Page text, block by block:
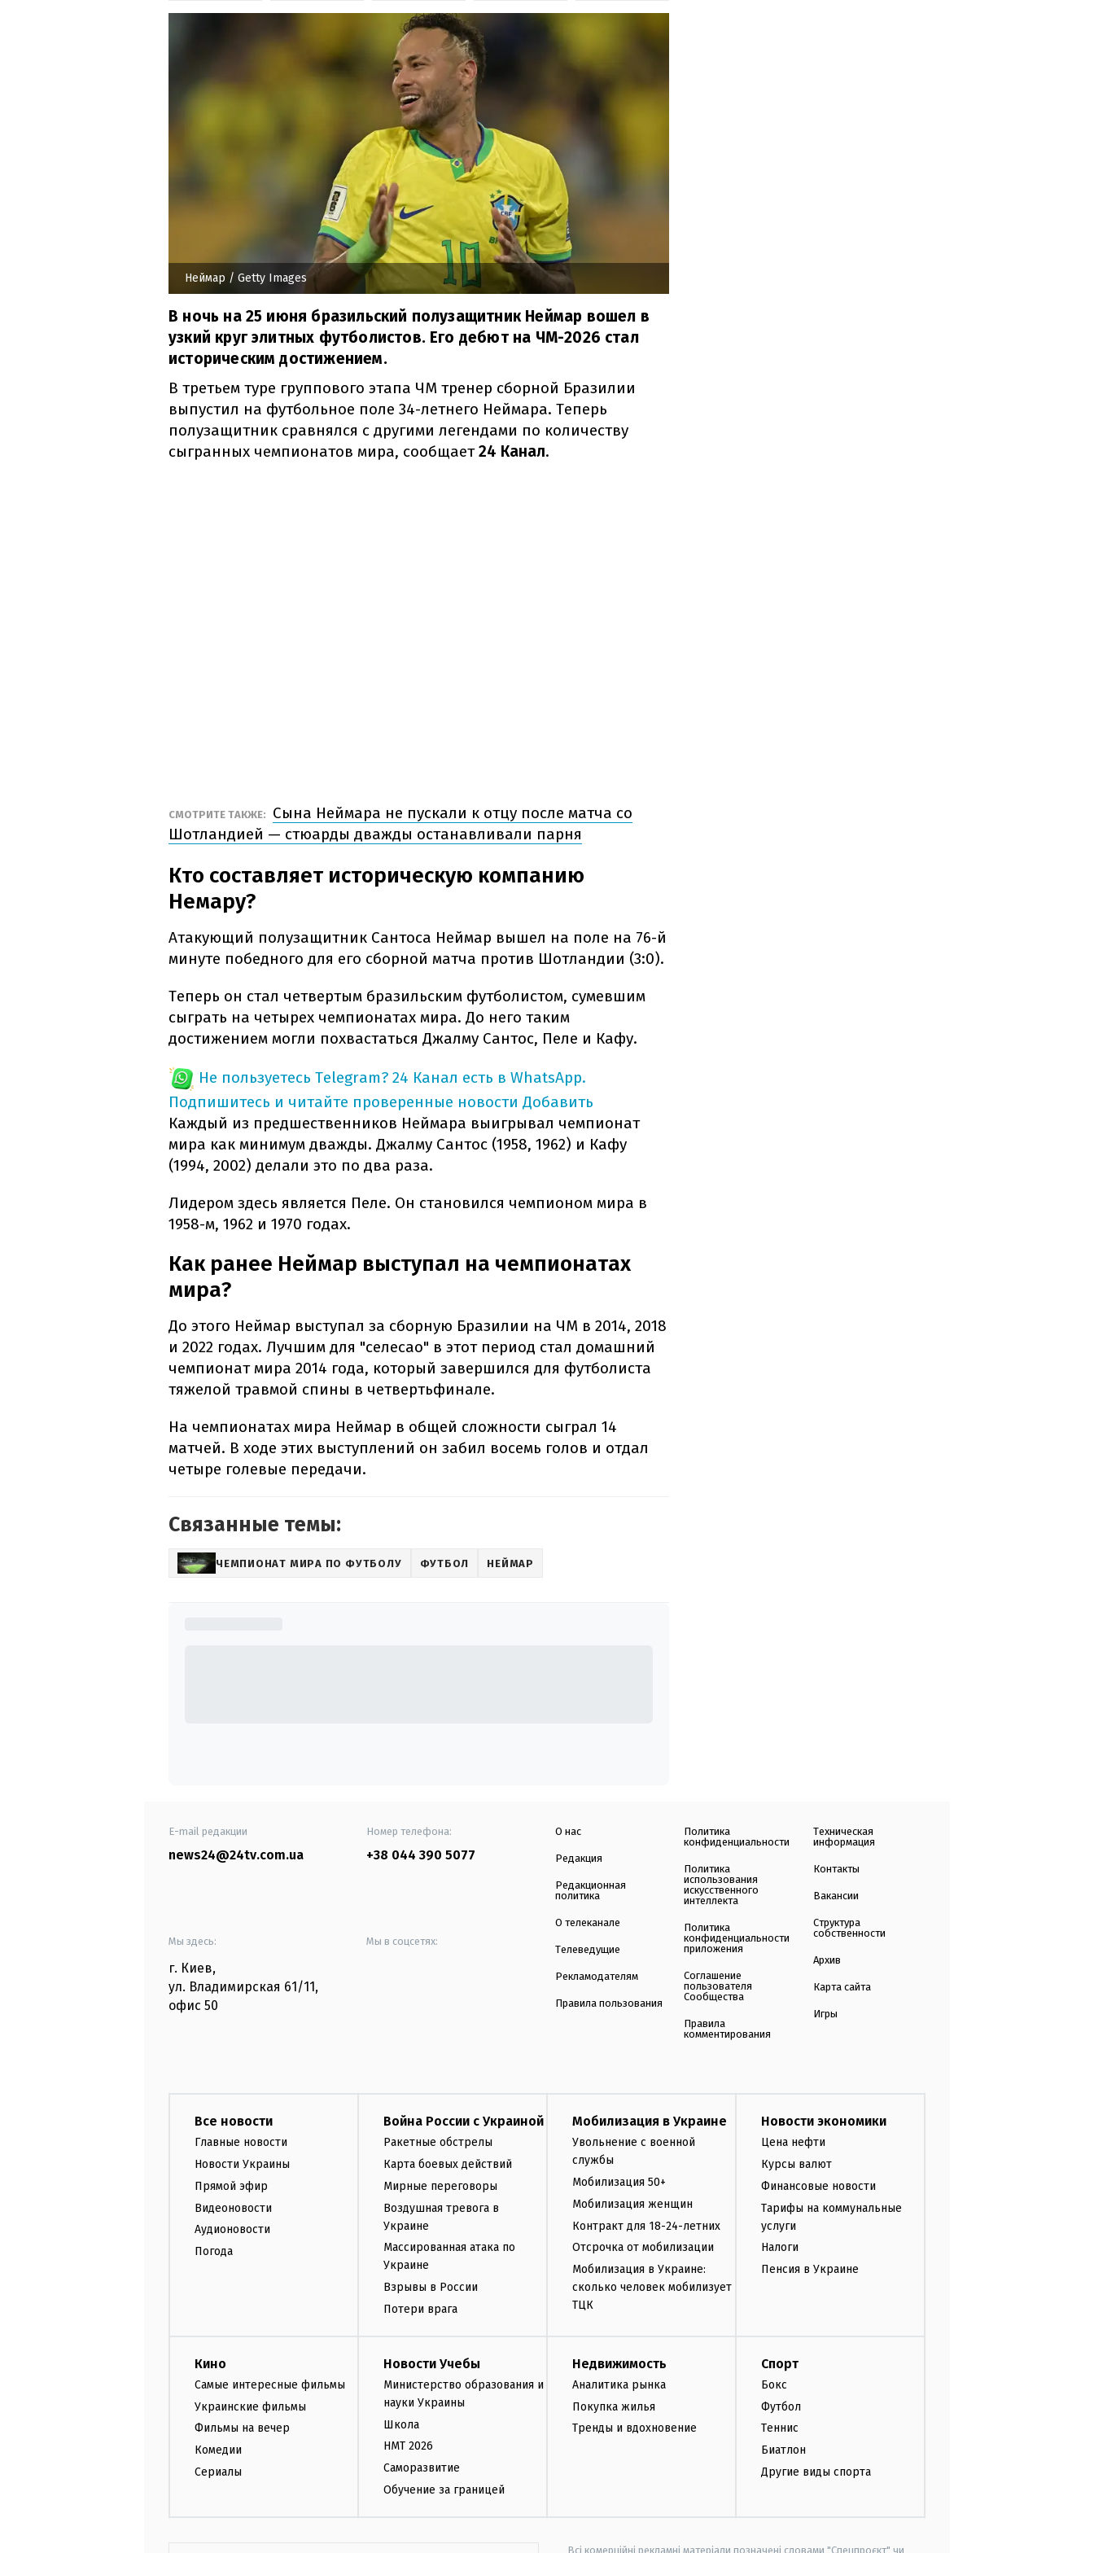
Неймар / Getty Images
В ночь на 25 июня бразильский полузащитник Неймар вошел в
узкий круг элитных футболистов. Его дебют на ЧМ-2026 стал
историческим достижением.
В третьем туре группового этапа ЧМ тренер сборной Бразилии
выпустил на футбольное поле 34-летнего Неймара. Теперь
полузащитник сравнялся с другими легендами по количеству
сыгранных чемпионатов мира, сообщает24 Канал.
СМОТРИТЕ ТАКЖЕ:
Сына Неймара не пускали к отцу после матча со
Шотландией — стюарды дважды останавливали парня
Кто составляет историческую компанию
Немару?
Атакующий полузащитник Сантоса Неймар вышел на поле на 76-й
минуте победного для его сборной матча против Шотландии (3:0).
Теперь он стал четвертым бразильским футболистом, сумевшим
сыграть на четырех чемпионатах мира. До него таким
достижением могли похвастаться Джалму Сантос, Пеле и Кафу.
Не пользуетесь Telegram? 24 Канал есть в WhatsApp.
Подпишитесь и читайте проверенные новости Добавить
Каждый из предшественников Неймара выигрывал чемпионат
мира как минимум дважды. Джалму Сантос (1958, 1962) и Кафу
(1994, 2002) делали это по два раза.
Лидером здесь является Пеле. Он становился чемпионом мира в
1958-м, 1962 и 1970 годах.
Как ранее Неймар выступал на чемпионатах
мира?
До этого Неймар выступал за сборную Бразилии на ЧМ в 2014, 2018
и 2022 годах. Лучшим для "селесао" в этот период стал домашний
чемпионат мира 2014 года, который завершился для футболиста
тяжелой травмой спины в четвертьфинале.
На чемпионатах мира Неймар в общей сложности сыграл 14
матчей. В ходе этих выступлений он забил восемь голов и отдал
четыре голевые передачи.
Связанные темы:
ЧЕМПИОНАТ МИРА ПО ФУТБОЛУ ФУТБОЛ НЕЙМАР
E-mail редакции
news24@24tv.com.ua
Номер телефона:
+38 044 390 5077
Мы здесь:
г. Киев,
ул. Владимирская 61/11,
офис 50
Мы в соцсетях:
О нас
Редакция
Редакционная
политика
О телеканале
Телеведущие
Рекламодателям
Правила пользования
Политика
конфиденциальности
Политика
использования
искусственного
интеллекта
Политика
конфиденциальности
приложения
Соглашение
пользователя
Сообщества
Правила
комментирования
Техническая
информация
Контакты
Вакансии
Структура
собственности
Архив
Карта сайта
Игры
Все новости
Главные новости
Новости Украины
Прямой эфир
Видеоновости
Аудионовости
Погода
Война России с Украиной
Ракетные обстрелы
Карта боевых действий
Мирные переговоры
Воздушная тревога в
Украине
Массированная атака по
Украине
Взрывы в России
Потери врага
Мобилизация в Украине
Увольнение с военной
службы
Мобилизация 50+
Мобилизация женщин
Контракт для 18-24-летних
Отсрочка от мобилизации
Мобилизация в Украине:
сколько человек мобилизует
ТЦК
Новости экономики
Цена нефти
Курсы валют
Финансовые новости
Тарифы на коммунальные
услуги
Налоги
Пенсия в Украине
Кино
Самые интересные фильмы
Украинские фильмы
Фильмы на вечер
Комедии
Сериалы
Новости Учебы
Министерство образования и
науки Украины
Школа
НМТ 2026
Саморазвитие
Обучение за границей
Недвижимость
Аналитика рынка
Покупка жилья
Тренды и вдохновение
Спорт
Бокс
Футбол
Теннис
Биатлон
Другие виды спорта
Всі комерційні рекламні матеріали позначені словами "Спецпроєкт" чи